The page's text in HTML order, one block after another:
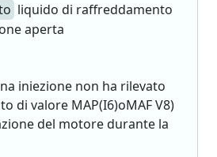
liquido di raffreddamento
aperta
iniezione non ha rilevato
di valore MAP(I6)oMAF V8)
del motore durante la